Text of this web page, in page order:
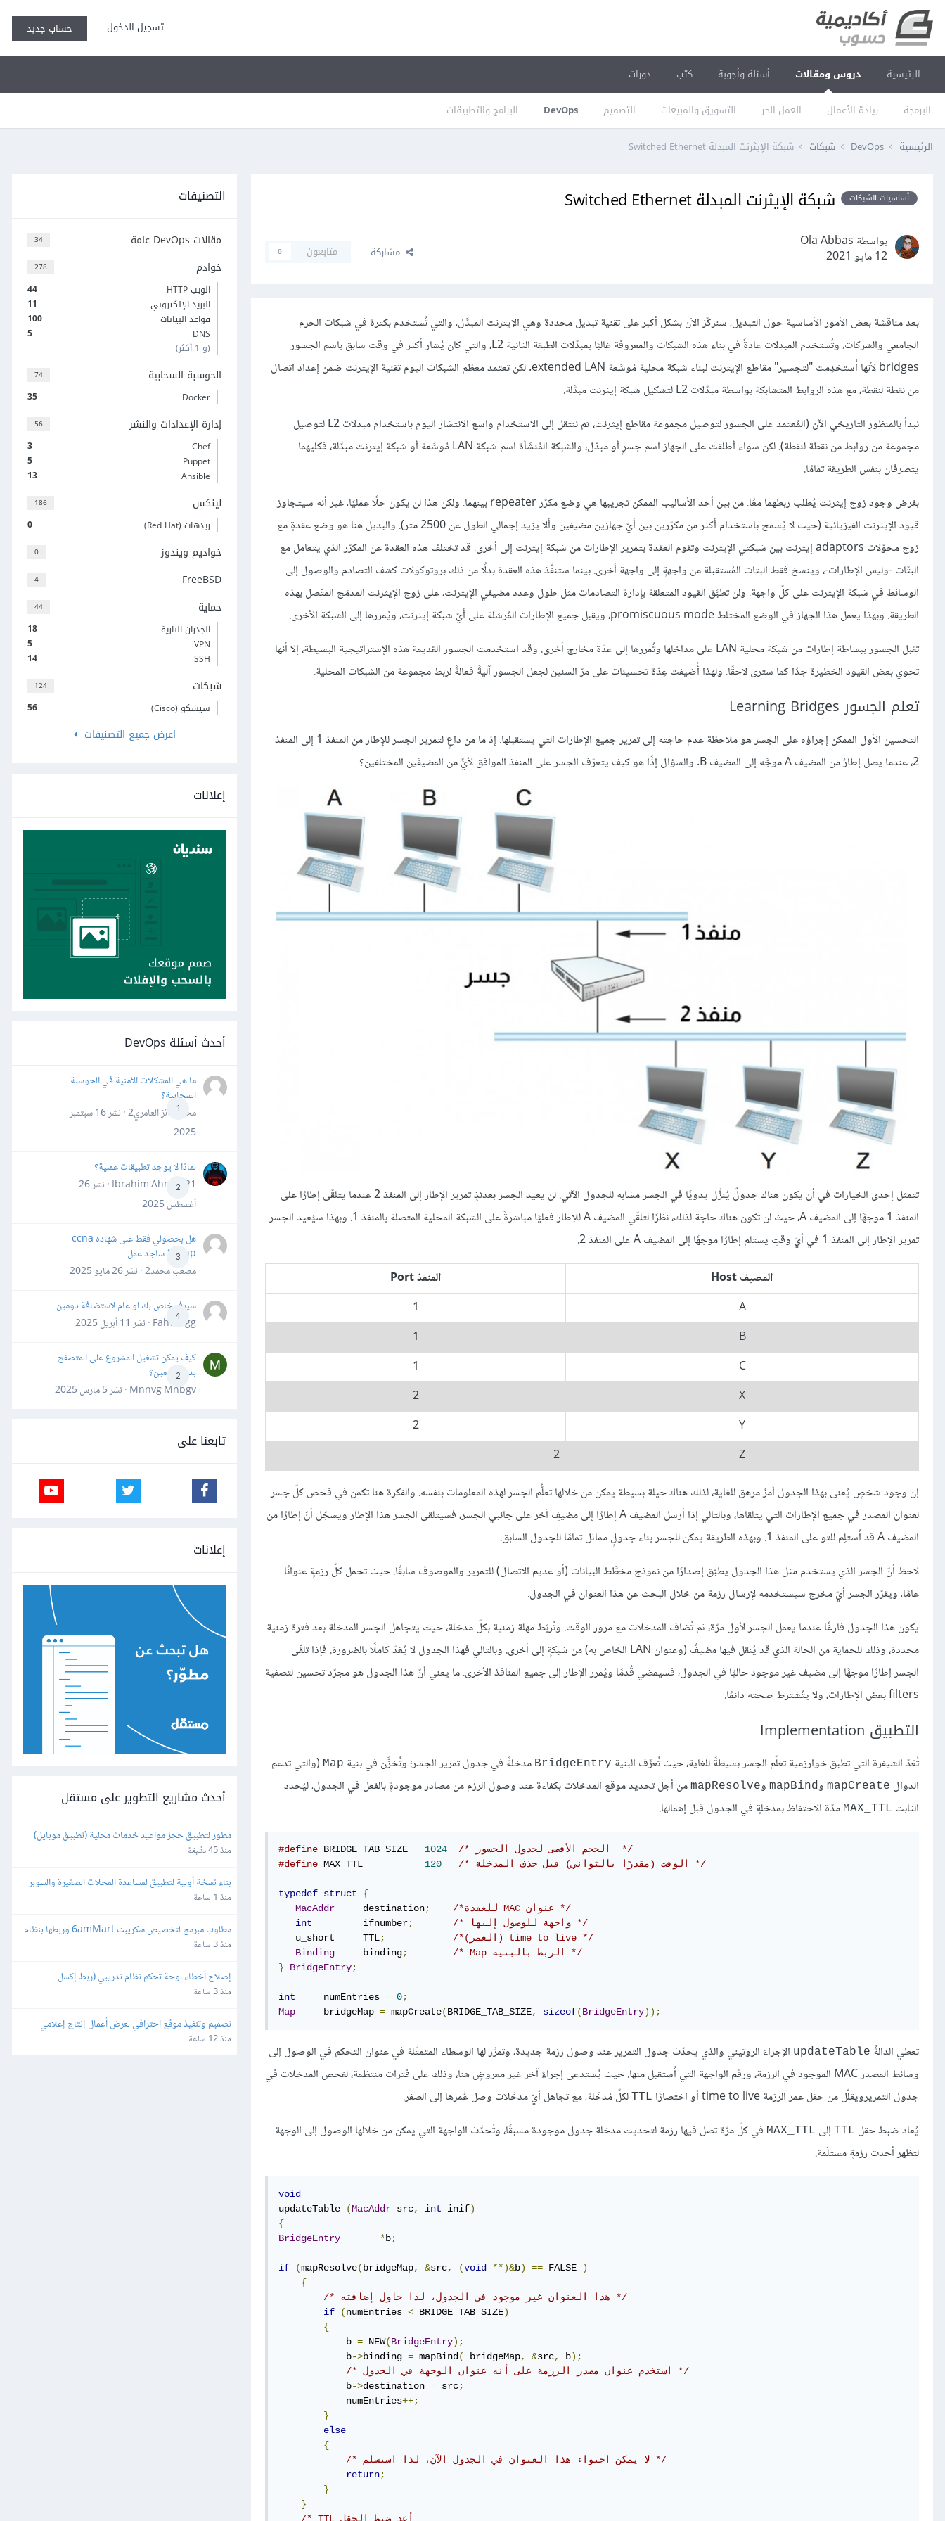
تسجيل الدخول حساب جديد
الرئيسية دروس ومقالات
البرمجة ريادة الأعمال العمل الحر التسويق والمبيعات التصميم DevOps البرامج والتطبيقات
أسئلة وأجوبة كتب دورات
الرئيسية DevOps شبكات شبكة الإيثرنت المبدلة Switched Ethernet
أساسيات الشبكات شبكة الإيثرنت المبدلة Switched Ethernet
بواسطة Ola Abbas
12 مايو 2021
مشاركة متابعون 0
بعد مناقشة بعض الأمور الأساسية حول التبديل، سنركّز الآن بشكل أكبر على تقنية تبديل محددة وهي الإيثرنت المبدَّل، والتي تُستخدم بكثرة في شبكات الحرم
الجامعي والشركات. وتُستخدم المبدلات عادةً في بناء هذه الشبكات والمعروفة غالبًا بمبدِّلات الطبقة الثانية L2، والتي كان يُشار أكثر في وقت سابق باسم الجسور
bridges لأنها اُستخدِمت "لتجسير" مقاطع الإيثرنت لبناء شبكة محلية مُوسَّعة extended LAN. لكن تعتمد معظم الشبكات اليوم تقنية الإيثرنت ضمن إعداد اتصال
من نقطة لنقطة، مع هذه الروابط المتشابكة بواسطة مبدّلات L2 لتشكيل شبكة إيثرنت مبدَّلة.
نبدأ بالمنظور التاريخي الآن (المُعتمد على الجسور لتوصيل مجموعة مقاطع إيثرنت، ثم ننتقل إلى الاستخدام واسع الانتشار اليوم باستخدام مبدلات L2 لتوصيل
مجموعة من روابط من نقطة لنقطة). لكن سواء أطلقت على الجهاز اسم جسرٍ أو مبدّل، والشبكة المُنشَأة اسم شبكة LAN مُوسَّعة أو شبكة إيثرنت مبدَّلة، فكليهما
يتصرفان بنفس الطريقة تمامًا.
بفرض وجود زوج إيثرنت يُطلب ربطهما معًا. من بين أحد الأساليب الممكن تجريبها هي وضع مكرّر repeater بينهما. ولكن هذا لن يكون حلًا عمليًا، غير أنه سيتجاوز
قيود الإيثرنت الفيزيائية (حيث لا يُسمح باستخدام أكثر من مكرّرين بين أيّ جهازين مضيفين وألا يزيد إجمالي الطول عن 2500 متر). والبديل هنا هو وضع عقدةٍ مع
زوج محوّلات adaptors إيثرنت بين شبكتي الإيثرنت وتقوم العقدة بتمرير الإطارات من شبكة إيثرنت إلى أخرى. قد تختلف هذه العقدة عن المكرّر الذي يتعامل مع
البتّات -وليس الإطارات-، وينسخ فقط البتات المُستقبلة من واجهةٍ إلى واجهة أخرى. بينما ستنفّذ هذه العقدة بدلًا من ذلك بروتوكولات كشف التصادم والوصول إلى
الوسائط في شبكة الإيثرنت على كلّ واجهة. ولن تطبَّق القيود المتعلقة بإدارة التصادمات مثل طول وعدد مضيفي الإيثرنت، على زوج الإيثرنت المدمَج المتّصل بهذه
الطريقة. وبهذا يعمل هذا الجهاز في الوضع المختلط promiscuous mode، ويقبل جميع الإطارات المُرسَلة على أيّ شبكة إيثرنت، ويُمررها إلى الشبكة الأخرى.
تقبل الجسور ببساطة إطارات من شبكة محلية LAN على مداخلها وتُمررها إلى عدّة مخارج أخرى. وقد استخدمت الجسور القديمة هذه الإستراتيجية البسيطة، إلا أنها
تحوي بعض القيود الخطيرة جدًا كما سترى لاحقًا. ولهذا أُضيفت عِدّة تحسينات على مرّ السنين لجعل الجسور آليةً فعالةً لربط مجموعة من الشبكات المحلية.
تعلم الجسور Learning Bridges
التحسين الأول الممكن إجراؤه على الجسر هو ملاحظة عدم حاجته إلى تمرير جميع الإطارات التي يستقبلها. إذ ما من داعٍ لتمرير الجسر للإطار من المنفذ 1 إلى المنفذ
2، عندما يصل إطارٌ من المضيف A موجَّه إلى المضيف B. والسؤال إذًا هو كيف يتعرّف الجسر على المنفذ الموافق لأيٍّ من المضيفَين المختلفين؟
تتمثل إحدى الخيارات في أن يكون هناك جدولٌ يُنزَّل يدويًا في الجسر مشابه للجدول الآتي. لن يعيد الجسر بعدئذٍ تمرير الإطار إلى المنفذ 2 عندما يتلقّى إطارًا على
المنفذ 1 موجهًا إلى المضيف A، حيث لن تكون هناك حاجة لذلك، نظرًا لتلقّي المضيف A للإطار فعليًا مباشرةً على الشبكة المحلية المتصلة بالمنفذ 1. وبهذا سيُعيد الجسر
تمرير الإطار إلى المنفذ 1 في أيّ وقتٍ يستلم إطارًا موجهًا إلى المضيف A على المنفذ 2.
المضيف Host
المنفذ Port
A
1
B
1
C
1
X
2
Y
2
Z
2
إن وجود شخصٍ يُعنى بهذا الجدول أمرٌ مرهق للغاية، لذلك هناك حيلة بسيطة يمكن من خلالها تعلُّم الجسر لهذه المعلومات بنفسه. والفكرة هنا تكمن في فحص كلّ جسر
لعنوان المصدر في جميع الإطارات التي يتلقاها، وبالتالي إذا أرسل المضيف A إطارًا إلى مضيفٍ آخر على جانبي الجسر، فسيتلقى الجسر هذا الإطار ويسجّل أنّ إطارًا من
المضيف A قد اُستلِم للتو على المنفذ 1. وبهذه الطريقة يمكن للجسر بناء جدولٍ مماثل تمامًا للجدول السابق.
لاحظ أنّ الجسر الذي يستخدم مثل هذا الجدول يطبّق إصدارًا من نموذج مخطَّط البيانات (أو عديم الاتصال) للتمرير والموصوف سابقًا. حيث تحمل كلّ رزمةٍ عنوانًا
عامًا، ويقرّر الجسر أيّ مخرج سيستخدمه لإرسال رزمة من خلال البحث عن هذا العنوان في الجدول.
يكون هذا الجدول فارغًا عندما يعمل الجسر لأول مرّة، ثم تُضاف المدخلات مع مرور الوقت. وتُربَط مهلة زمنية بكلّ مدخلة، حيث يتجاهل الجسر المدخلة بعد فترة زمنية
محددة، وذلك للحماية من الحالة الذي قد يُنقل فيها مضيفٌ (وعنوان LAN الخاص به) من شبكةٍ إلى أخرى. وبالتالي فهذا الجدول لا يُعَدّ كاملًا بالضرورة. فإذا تلقّى
الجسر إطارًا موجهًا إلى مضيف غير موجود حاليًا في الجدول، فسيمضي قُدمًا ويُمرر الإطار إلى جميع المنافذ الأخرى. ما يعني أنّ هذا الجدول هو مجرّد تحسين لتصفية
filters بعض الإطارات، ولا يتُشترط صحته دائمًا.
التطبيق Implementation
تُعَدّ الشيفرة التي تطبق خوارزمية تعلّم الجسر بسيطةً للغاية، حيث تُعرِّف البنية BridgeEntry مدخلةً في جدول تمرير الجسر؛ وتُخزَّن في بنية Map (والتي تدعم
الدوال mapCreate وmapBind وmapResolve من أجل تحديد موقع المدخلات بكفاءة عند وصول الرزم من مصادر موجودةٍ بالفعل في الجدول، ليُحدد
الثابت MAX_TTL مدّة الاحتفاظ بمدخلةٍ في الجدول قبل إهمالها.
#define BRIDGE_TAB_SIZE 1024
/* الحجم الأقصى لجدول الجسور  */
#define MAX_TTL 120 /* الوقت (مقدرًا بالثواني) قبل حذف المدخلة */
typedef struct
{
MacAddr
     destination
;
/*للعقدة MAC عنوان */
int
         ifnumber
;
/* واجهة للوصول إليها */
   u_short     TTL
;
/*(العمر) time to live */
Binding
     binding
;
/* Map الربط بالبنية */
}
BridgeEntry;
int
     numEntries
= 0;
Map
     bridgeMap
= mapCreate(BRIDGE_TAB_SIZE, sizeof(BridgeEntry));
تعطي الدالةُ updateTable الإجراءَ الروتيني والذي يحدّث جدول التمرير عند وصول رزمة جديدة، وتمرَّر لها الوسطاء المتمثّلة في عنوان التحكم في الوصول إلى
وسائط المصدر MAC الموجود في الرزمة، ورقم الواجهة التي اُستقبل منها. حيث يُستدعى إجراءٌ آخر غير معروضٍ هنا، وذلك على فترات منتظمة، لفحص المدخلات في
جدول التمريرويقلّل من حقل عمر الرزمة time to live أو اختصارًا
TTL لكلّ مُدخَلة، مع تجاهل أيّ مدخَلات وصل عُمرها إلى الصفر.
يُعاد ضبط حقل TTL إلى MAX_TTL في كلّ مرّة تصل فيها رزمة لتحديث مدخلة جدول موجودة مسبقًا، وتُحدَّث الواجهة التي يمكن من خلالها الوصول إلى الوجهة
لتظهر أحدث رزمةٍ مستلَمة.
void
updateTable
(MacAddr src, int inif)
{
BridgeEntry
*b;
if (mapResolve(bridgeMap, &src, (void **)&b) == FALSE
)
{
/* هذا العنوان غير موجود في الجدول، لذا حاول إضافته */
if
(numEntries < BRIDGE_TAB_SIZE)
{
            b
= NEW(BridgeEntry);
            b
->binding = mapBind( bridgeMap, &src, b);
/* استخدم عنوان مصدر الرزمة على أنه عنوان الوجهة في الجدول */
            b
->destination = src;
            numEntries
++;
}
else
{
/* لا يمكن احتواء هذا العنوان في الجدول الآن، لذا استسلم */
return;
}
}
التصنيفات
34 مقالات DevOps عامة
278 خوادم
44
الويب HTTP
11
البريد الإلكتروني
100
قواعد البيانات
5
DNS
(و 1 أكثر)
74 الحوسبة السحابية
35 Docker
56 إدارة الإعدادات والنشر
3
Chef
5
Puppet
13
Ansible
186 لينكس
0 ريدهات (Red Hat)
0 خواديم ويندوز
4 FreeBSD
44 حماية
18
الجدران النارية
5
VPN
14
SSH
124 شبكات
56 سيسكو (Cisco)
اعرض جميع التصنيفات
إعلانات
أحدث أسئلة DevOps
1
ما هي المشكلات الأمنية في الحوسبة
السحابية؟
محمد فائز العامري2 · نشر
16 سبتمبر
2025
2
لماذا لا يوجد تطبيقات عملية؟
Ibrahim Ahmed21 · نشر
26
أغسطس 2025
3
هل بحصولي فقط على شهاده ccna
&ccnp ساجد عمل
مصعب محمد2 · نشر
26 مايو 2025
4
سيرفر خاص بك او عام لاستضافة دومين
Fahd Ggg · نشر
11 أبريل 2025
2
كيف يمكن تشغيل المشروع على المتصفح
بدون دومين؟
Mnnvg Mnbgv · نشر
5 مارس 2025
تابعنا على
إعلانات
أحدث مشاريع التطوير على مستقل
مطور لتطبيق حجز مواعيد خدمات محلية (تطبيق موبايل)
منذ 45 دقيقة
بناء نسخة أولية لتطبيق لمساعدة المحلات الصغيرة والسوبر
ماركت
منذ 1 ساعة
المحاسبة "دفترة" وبوابات الدفع في مصر
منذ 3 ساعة
وصلاحيات)
منذ 3 ساعة
تصميم وتنفيذ موقع احترافي لعرض أعمال إنتاج إعلامي
منذ 12 ساعة